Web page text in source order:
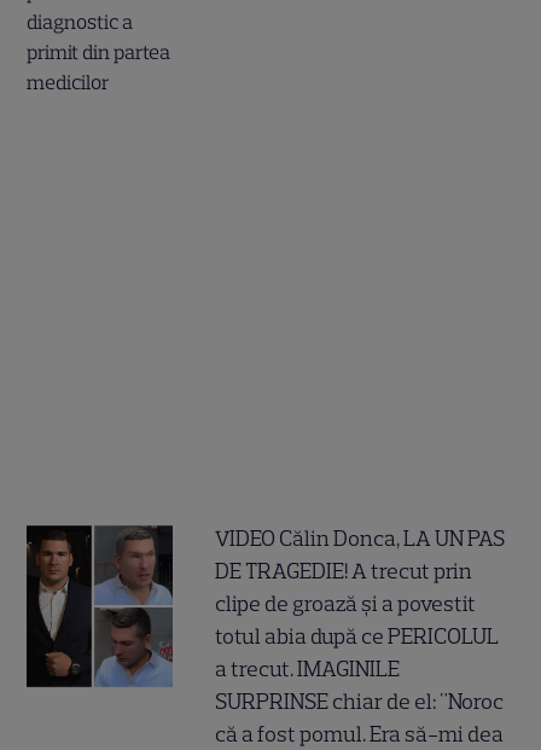
VIDEO Călin Donca, LA UN PAS
DE TRAGEDIE! A trecut prin
clipe de groază și a povestit
totul abia după ce PERICOLUL
a trecut. IMAGINILE
SURPRINSE chiar de el: "Noroc
că a fost pomul. Era să-mi dea